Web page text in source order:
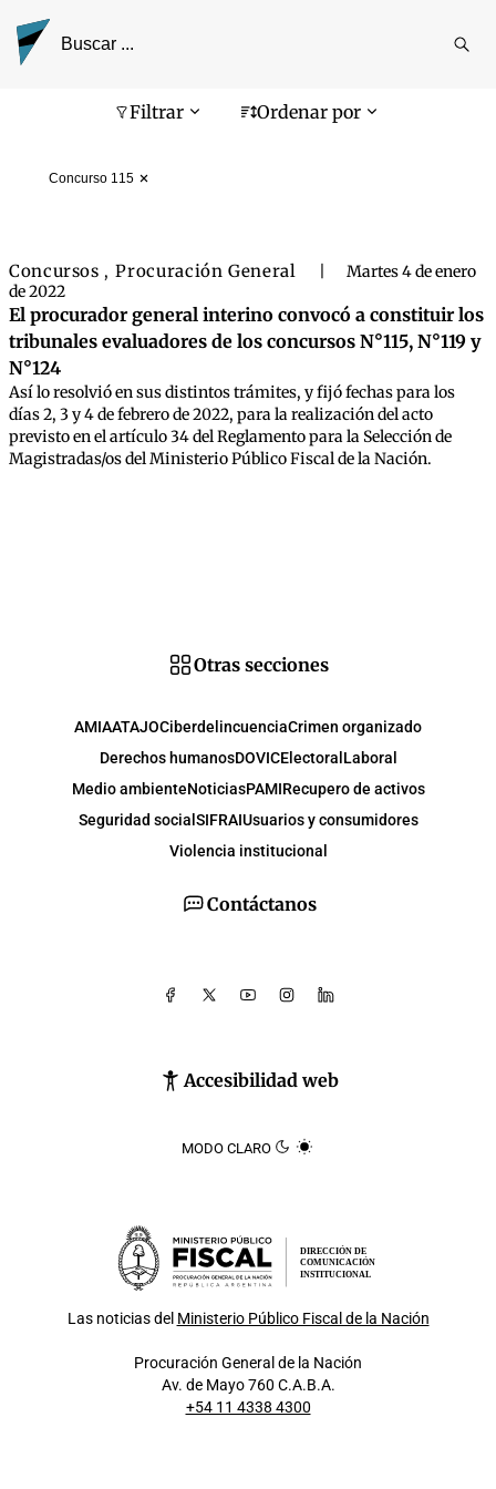
Filtrar Ordenar por
Concurso 115
Pantalla de búsqueda
Concursos , Procuración General
Martes 4 de enero
de 2022
El procurador general interino convocó a constituir los
tribunales evaluadores de los concursos N°115, N°119 y
N°124
Así lo resolvió en sus distintos trámites, y fijó fechas para los
días 2, 3 y 4 de febrero de 2022, para la realización del acto
previsto en el artículo 34 del Reglamento para la Selección de
Magistradas/os del Ministerio Público Fiscal de la Nación.
Contáctanos
Accesibilidad web
MODO CLARO
Otras secciones
AMIAATAJOCiberdelincuenciaCrimen organizado
Derechos humanosDOVICElectoral Laboral
Medio ambienteNoticiasPAMIRecupero de activos
Seguridad social SIFRAIUsuarios y consumidores
Violencia institucional
DIRECCIÓN DE
COMUNICACIÓN
INSTITUCIONAL
Las noticias del Ministerio Público Fiscal de la Nación
Procuración General de la Nación
Av. de Mayo 760 C.A.B.A.
+54 11 4338 4300